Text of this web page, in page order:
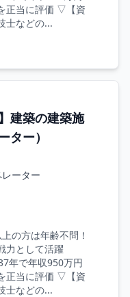
正当に評価 ▽【資
士などの...
建築の建築施
ター）
ーター
の方は年齢不問！
力として活躍
年で年収950万円
正当に評価 ▽【資
士などの...